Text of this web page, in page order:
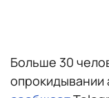
Больше 30
опрокидывании